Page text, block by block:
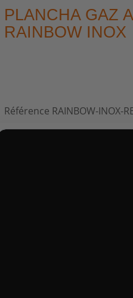
PLANCHA GAZ
RAINBOW INOX
Référence RAINBOW-INOX-